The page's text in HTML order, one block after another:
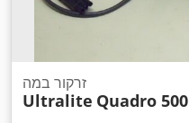
זרקור במה
Ultralite Quadro 500